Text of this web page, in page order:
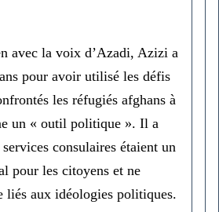
avec la voix d’Azadi, Azizi a
pour avoir utilisé les défis
les réfugiés afghans à
un « outil politique ». Il a
consulaires étaient un
pour les citoyens et ne
liés aux idéologies politiques.